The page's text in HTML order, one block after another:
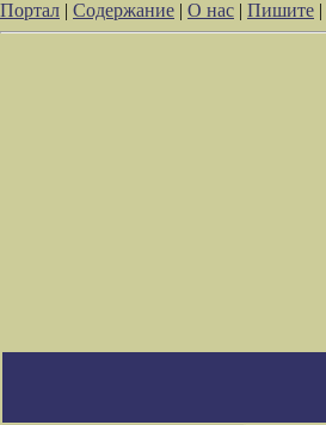
Портал | Содержание | О нас | Пишите |